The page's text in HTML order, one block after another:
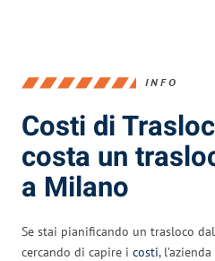
INFO
Costi di
costa un
a Milano
Se stai pianificando un trasloco
cercando di capire i costi,